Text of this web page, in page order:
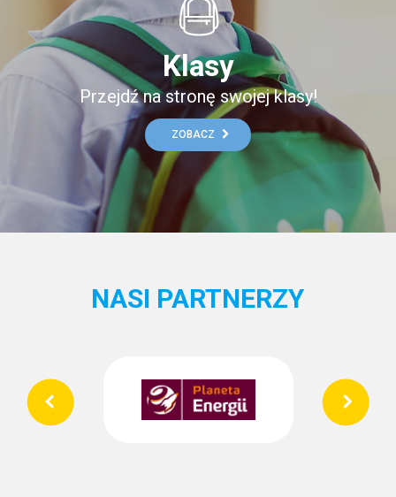
Klasy
Przejdź na stronę swojej klasy!
ZOBACZ
NASI PARTNERZY